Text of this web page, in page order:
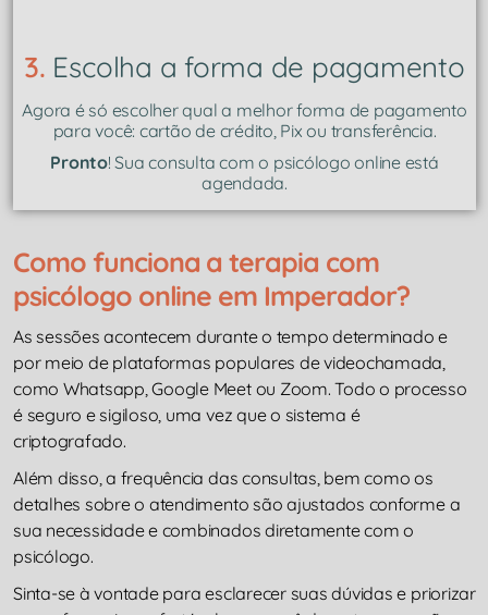
3. Escolha a forma de pagamento
Agora é só escolher qual a melhor forma de pagamento
para você: cartão de crédito, Pix ou transferência.
Pronto! Sua consulta com o psicólogo online está
agendada.
Como funciona a terapia com
psicólogo online em Imperador?
As sessões acontecem durante o tempo determinado e
por meio de plataformas populares de videochamada,
como Whatsapp, Google Meet ou Zoom. Todo o processo
é seguro e sigiloso, uma vez que o sistema é
criptografado.
Além disso, a frequência das consultas, bem como os
detalhes sobre o atendimento são ajustados conforme a
sua necessidade e combinados diretamente com o
psicólogo.
Sinta-se à vontade para esclarecer suas dúvidas e priorizar